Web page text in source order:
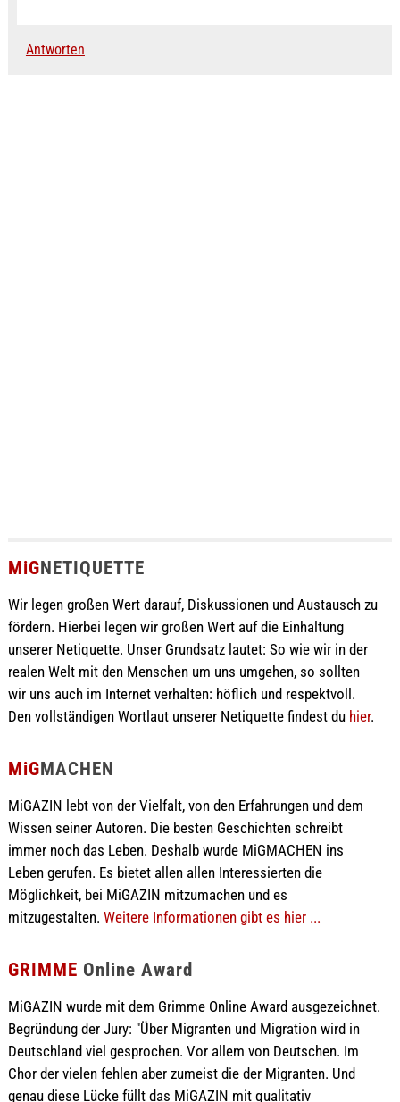
Antworten
MiGNETIQUETTE
Wir legen großen Wert darauf, Diskussionen und Austausch zu
fördern. Hierbei legen wir großen Wert auf die Einhaltung
unserer Netiquette. Unser Grundsatz lautet: So wie wir in der
realen Welt mit den Menschen um uns umgehen, so sollten
wir uns auch im Internet verhalten: höflich und respektvoll.
Den vollständigen Wortlaut unserer Netiquette findest du hier.
MiGMACHEN
MiGAZIN lebt von der Vielfalt, von den Erfahrungen und dem
Wissen seiner Autoren. Die besten Geschichten schreibt
immer noch das Leben. Deshalb wurde MiGMACHEN ins
Leben gerufen. Es bietet allen allen Interessierten die
Möglichkeit, bei MiGAZIN mitzumachen und es
mitzugestalten. Weitere Informationen gibt es hier ...
GRIMME Online Award
MiGAZIN wurde mit dem Grimme Online Award ausgezeichnet.
Begründung der Jury: "Über Migranten und Migration wird in
Deutschland viel gesprochen. Vor allem von Deutschen. Im
Chor der vielen fehlen aber zumeist die der Migranten. Und
genau diese Lücke füllt das MiGAZIN mit qualitativ